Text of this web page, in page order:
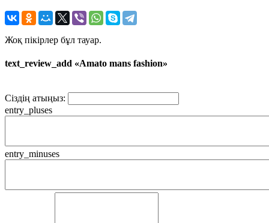
Жоқ пікірлер бұл тауар.
text_review_add «Amato mans fashion»
Сіздің атыңыз:
entry_pluses
entry_minuses